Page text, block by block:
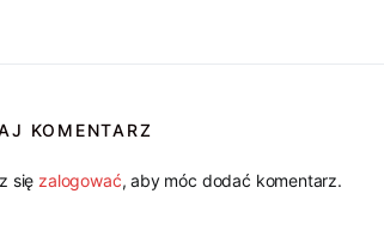
KOMENTARZ
się zalogować, aby móc dodać komentarz.